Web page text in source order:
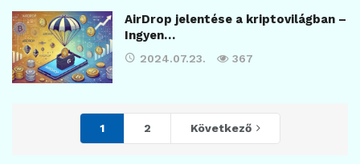
AirDrop jelentése a kriptovilágban –
Ingyen…
2024.07.23. 367
1 2 Következő